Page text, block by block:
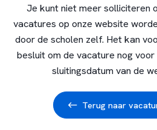
Je kunt niet meer solliciteren
vacatures op onze website
door de scholen zelf. Het kan
besluit om de vacature nog
sluitingsdatum van de
Terug naar